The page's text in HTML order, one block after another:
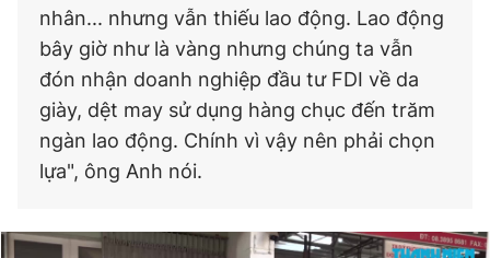
nhân... nhưng vẫn thiếu lao động. Lao động
bây giờ như là vàng nhưng chúng ta vẫn
đón nhận doanh nghiệp đầu tư FDI về da
giày, dệt may sử dụng hàng chục đến trăm
ngàn lao động. Chính vì vậy nên phải chọn
lựa", ông Anh nói.